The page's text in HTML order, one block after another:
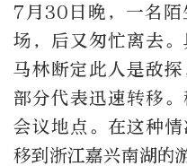
7月30日晚，一名陌
场，后又匆忙离去
马林断定此人是敌
部分代表迅速转移
会议地点。在这种
移到浙江嘉兴南湖的